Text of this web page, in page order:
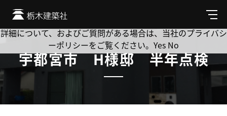
メ
ニ
ュ
宇都宮市 H様邸 半年点検
Cookie を使用して、お客様の活動を追跡してもよろしいです
か? 当社ではお客様のプライバシーを極めて重視しています。
詳細について、およびご質問がある場合は、当社のプライバシ
ーポリシーをご覧ください。 Yes No